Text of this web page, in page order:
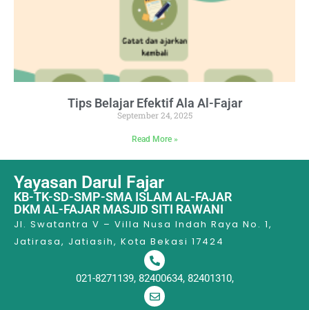
Tips Belajar Efektif Ala Al-Fajar
September 24, 2025
Read More »
Yayasan Darul Fajar
KB-TK-SD-SMP-SMA ISLAM AL-FAJAR
DKM AL-FAJAR MASJID SITI RAWANI
Jl. Swatantra V – Villa Nusa Indah Raya No. 1,
Jatirasa, Jatiasih, Kota Bekasi 17424
021-8271139, 82400634, 82401310,